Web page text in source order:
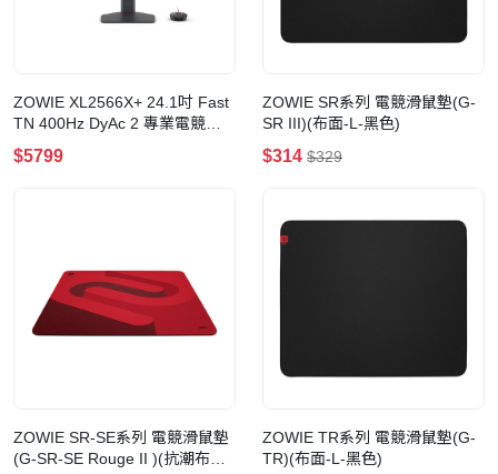
ZOWIE XL2566X+ 24.1吋 Fast
TN 400Hz DyAc 2 專業電競顯
示器
$5799
ZOWIE SR系列 電競滑鼠墊(G-
SR III)(布面-L-黑色)
$314 $329
ZOWIE SR-SE系列 電競滑鼠墊
(G-SR-SE Rouge II )(抗潮布面
ZOWIE TR系列 電競滑鼠墊(G-
TR)(布面-L-黑色)